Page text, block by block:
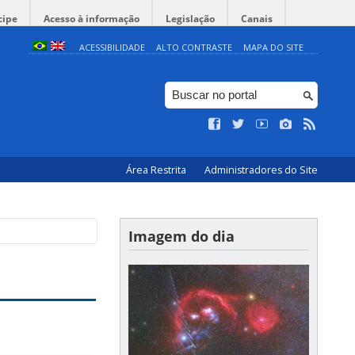
Acesso à informação Legislação Canais
ACESSIBILIDADE ALTO CONTRASTE MAPA DO SITE
Área Restrita Administradores do Site
Imagem do dia